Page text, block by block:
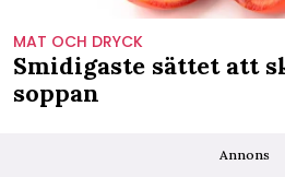
MAT OCH DRYCK
Smidigaste sättet att
soppan
Annons